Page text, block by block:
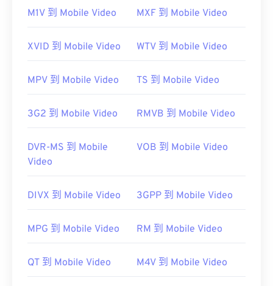
M1V 到 Mobile Video MXF 到 Mobile Video
XVID 到 Mobile Video WTV 到 Mobile Video
MPV 到 Mobile Video TS 到 Mobile Video
3G2 到 Mobile Video RMVB 到 Mobile Video
DVR-MS 到 Mobile
Video
VOB 到 Mobile Video
DIVX 到 Mobile Video 3GPP 到 Mobile Video
MPG 到 Mobile Video RM 到 Mobile Video
QT 到 Mobile Video M4V 到 Mobile Video